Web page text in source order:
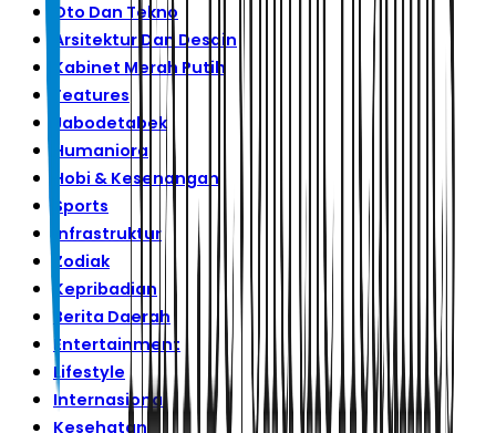
Oto Dan Tekno
Arsitektur Dan Desain
Kabinet Merah Putih
Features
Jabodetabek
Humaniora
Hobi & Kesenangan
Sports
Infrastruktur
Zodiak
Kepribadian
Berita Daerah
Entertainment
Lifestyle
Internasional
Kesehatan